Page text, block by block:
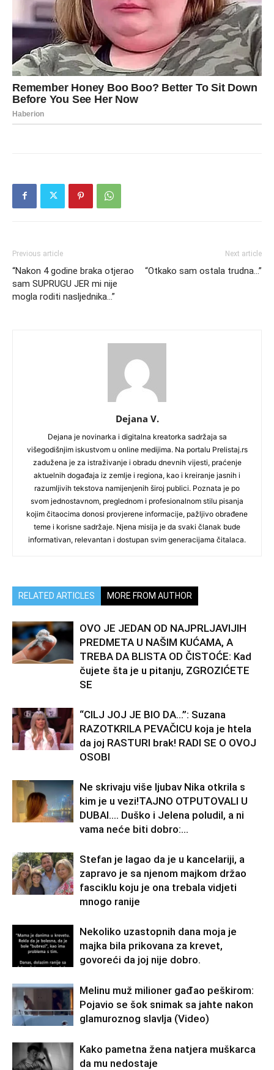
Previous article
“Nakon 4 godine braka otjerao
sam SUPRUGU JER mi nije
mogla roditi nasljednika…”
Next article
“Otkako sam ostala trudna…”
Dejana V.
Dejana je novinarka i digitalna kreatorka sadržaja sa
višegodišnjim iskustvom u online medijima. Na portalu Prelistaj.rs
zadužena je za istraživanje i obradu dnevnih vijesti, praćenje
aktuelnih događaja iz zemlje i regiona, kao i kreiranje jasnih i
razumljivih tekstova namijenjenih široj publici. Poznata je po
svom jednostavnom, preglednom i profesionalnom stilu pisanja
kojim čitaocima donosi provjerene informacije, pažljivo obrađene
teme i korisne sadržaje. Njena misija je da svaki članak bude
informativan, relevantan i dostupan svim generacijama čitalaca.
RELATED ARTICLES MORE FROM AUTHOR
OVO JE JEDAN OD NAJPRLJAVIJIH
PREDMETA U NAŠIM KUĆAMA, A
TREBA DA BLISTA OD ČISTOĆE: Kad
čujete šta je u pitanju, ZGROZIĆETE
SE
“CILJ JOJ JE BIO DA…”: Suzana
RAZOTKRILA PEVAČICU koja je htela
da joj RASTURI brak! RADI SE O OVOJ
OSOBI
Ne skrivaju više ljubav Nika otkrila s
kim je u vezi!TAJNO OTPUTOVALI U
DUBAI…. Duško i Jelena poludil, a ni
vama neće biti dobro:...
Stefan je lagao da je u kancelariji, a
zapravo je sa njenom majkom držao
fasciklu koju je ona trebala vidjeti
mnogo ranije
Nekoliko uzastopnih dana moja je
majka bila prikovana za krevet,
govoreći da joj nije dobro.
Melinu muž milioner gađao peškirom:
Pojavio se šok snimak sa jahte nakon
glamuroznog slavlja (Video)
Kako pametna žena natjera muškarca
da mu nedostaje